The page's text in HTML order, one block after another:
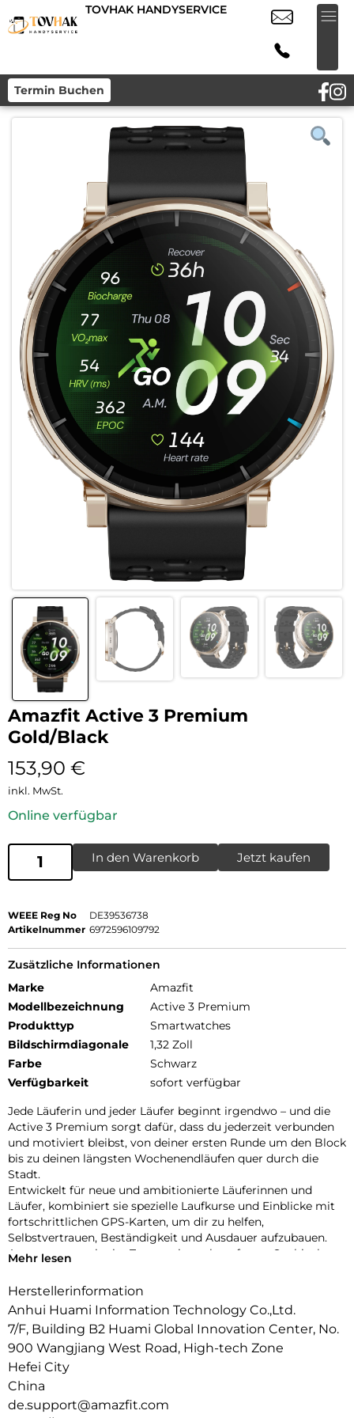
TOVHAK HANDYSERVICE
Termin Buchen
Amazfit Active 3 Premium
Gold/Black
153,90 €
inkl. MwSt.
Online verfügbar
In den Warenkorb Jetzt kaufen
WEEE Reg No
DE39536738
Artikelnummer 6972596109792
Zusätzliche Informationen
Marke
Amazfit
Modellbezeichnung
Active 3 Premium
Produkttyp
Smartwatches
Bildschirmdiagonale
1,32 Zoll
Farbe
Schwarz
Verfügbarkeit
sofort verfügbar
Jede Läuferin und jeder Läufer beginnt irgendwo – und die
Active 3 Premium sorgt dafür, dass du jederzeit verbunden
und motiviert bleibst, von deiner ersten Runde um den Block
bis zu deinen längsten Wochenendläufen quer durch die
Stadt.
Entwickelt für neue und ambitionierte Läuferinnen und
Läufer, kombiniert sie spezielle Laufkurse und Einblicke mit
fortschrittlichen GPS-Karten, um dir zu helfen,
Selbstvertrauen, Beständigkeit und Ausdauer aufzubauen.
Ausgestattet mit vier Tasten, einem kratzfesten Saphirglas-
selbst bei intensiver Sonneneinstrahlung gut ablesbar ist,
Kontrolle und beste Sicht – von Läufen im Morgengrauen bis
zu Runs durch die Innenstadt.
Klüger Trainieren, Kraftvoller Laufen:
Bringe dein Lauftraining auf das nächste Level – mit
wissenschaftlich fundierten Trainingsplänen vom Einsteiger-
wie Aerobic Endurance Foundation, Fartlek-Läufen und Core-
Mehr lesen
Herstellerinformation
Anhui Huami Information Technology Co.,Ltd.
7/F, Building B2 Huami Global Innovation Center, No.
900 Wangjiang West Road, High-tech Zone
Hefei City
China
de.support@amazfit.com